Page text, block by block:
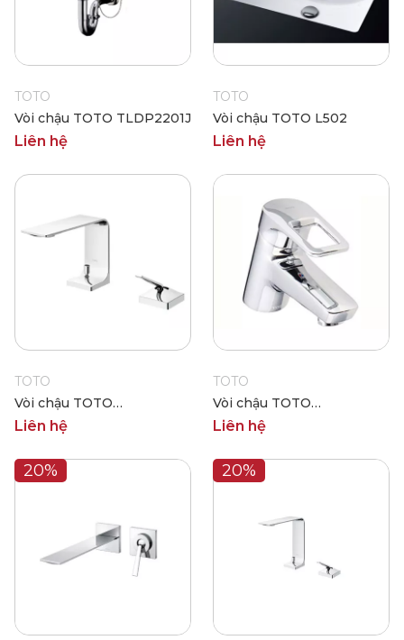
TOTO
Vòi chậu TOTO TLDP2201J
Liên hệ
TOTO
Vòi chậu TOTO L502
Liên hệ
TOTO
Vòi chậu TOTO
TLP02302J
Liên hệ
TOTO
Vòi chậu TOTO
TLHG31AEFR
Liên hệ
20% 20%